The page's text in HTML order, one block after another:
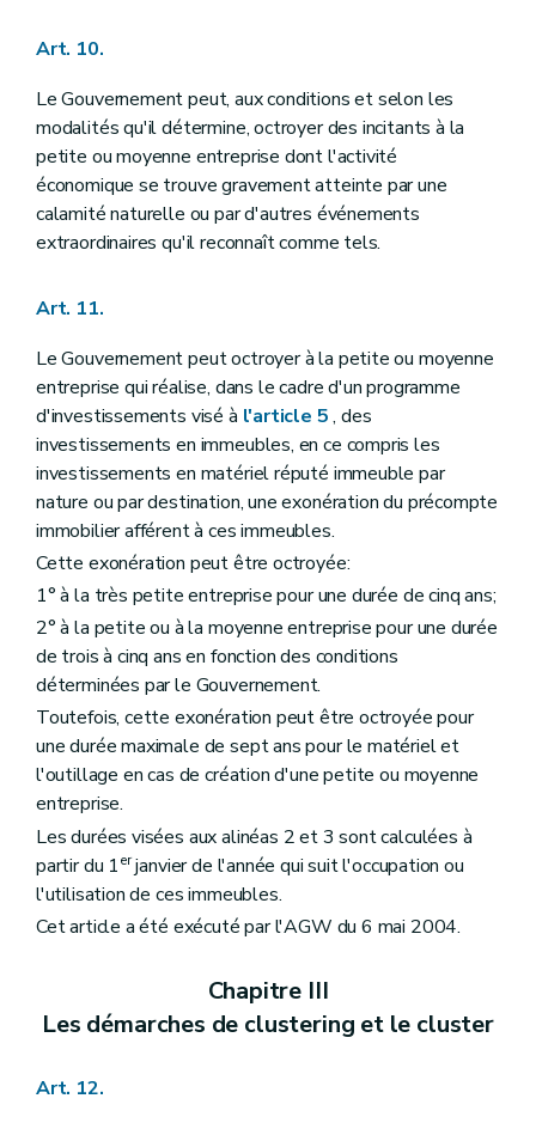
Art. 10.
Le Gouvernement peut, aux conditions et selon les
modalités qu'il détermine, octroyer des incitants à la
petite ou moyenne entreprise dont l'activité
économique se trouve gravement atteinte par une
calamité naturelle ou par d'autres événements
extraordinaires qu'il reconnaît comme tels.
Art. 11.
Le Gouvernement peut octroyer à la petite ou moyenne
entreprise qui réalise, dans le cadre d'un programme
d'investissements visé à l'article 5, des
investissements en immeubles, en ce compris les
investissements en matériel réputé immeuble par
nature ou par destination, une exonération du précompte
immobilier afférent à ces immeubles.
Cette exonération peut être octroyée:
1° à la très petite entreprise pour une durée de cinq ans;
2° à la petite ou à la moyenne entreprise pour une durée
de trois à cinq ans en fonction des conditions
déterminées par le Gouvernement.
Toutefois, cette exonération peut être octroyée pour
une durée maximale de sept ans pour le matériel et
l'outillage en cas de création d'une petite ou moyenne
entreprise.
Les durées visées aux alinéas 2 et 3 sont calculées à
partir du 1erjanvier de l'année qui suit l'occupation ou
l'utilisation de ces immeubles.
Cet article a été exécuté par l'AGW du 6 mai 2004.
Chapitre III
Les démarches de clustering et le cluster
Art. 12.